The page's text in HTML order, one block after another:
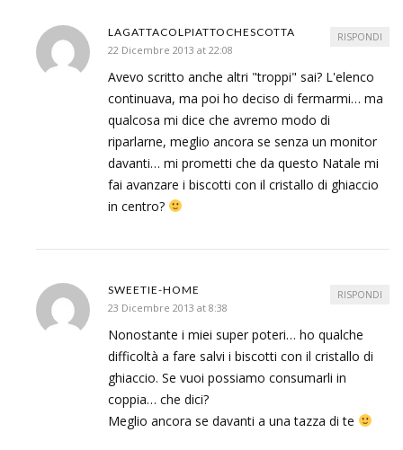
LAGATTACOLPIATTOCHESCOTTA
22 Dicembre 2013 at 22:08
Avevo scritto anche altri "troppi" sai? L'elenco
continuava, ma poi ho deciso di fermarmi… ma
qualcosa mi dice che avremo modo di
riparlarne, meglio ancora se senza un monitor
davanti… mi prometti che da questo Natale mi
fai avanzare i biscotti con il cristallo di ghiaccio
in centro?
RISPONDI
SWEETIE-HOME
23 Dicembre 2013 at 8:38
Nonostante i miei super poteri… ho qualche
difficoltà a fare salvi i biscotti con il cristallo di
ghiaccio. Se vuoi possiamo consumarli in
coppia… che dici?
Meglio ancora se davanti a una tazza di te
RISPONDI